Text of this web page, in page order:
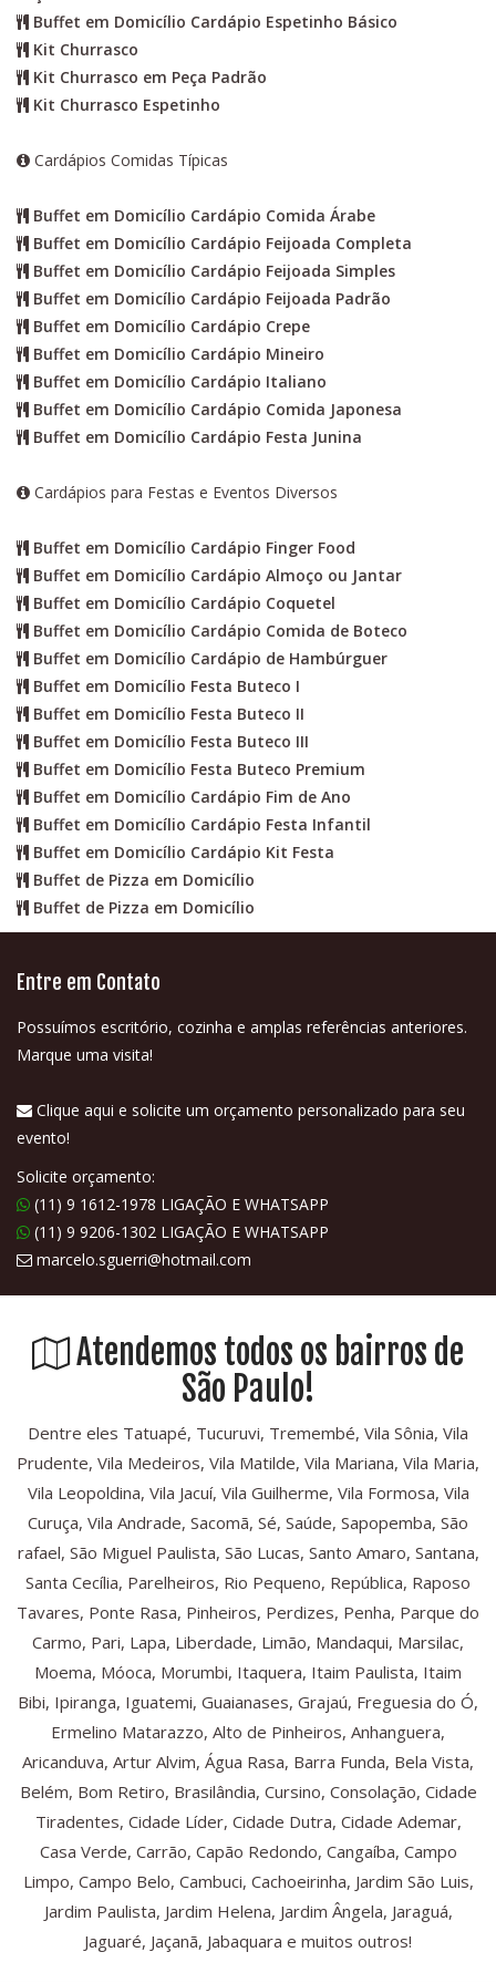
Buffet em Domicílio Cardápio Espetinho Básico
Kit Churrasco
Kit Churrasco em Peça Padrão
Kit Churrasco Espetinho
Cardápios Comidas Típicas
Buffet em Domicílio Cardápio Comida Árabe
Buffet em Domicílio Cardápio Feijoada Completa
Buffet em Domicílio Cardápio Feijoada Simples
Buffet em Domicílio Cardápio Feijoada Padrão
Buffet em Domicílio Cardápio Crepe
Buffet em Domicílio Cardápio Mineiro
Buffet em Domicílio Cardápio Italiano
Buffet em Domicílio Cardápio Comida Japonesa
Buffet em Domicílio Cardápio Festa Junina
Cardápios para Festas e Eventos Diversos
Buffet em Domicílio Cardápio Finger Food
Buffet em Domicílio Cardápio Almoço ou Jantar
Buffet em Domicílio Cardápio Coquetel
Buffet em Domicílio Cardápio Comida de Boteco
Buffet em Domicílio Cardápio de Hambúrguer
Buffet em Domicílio Festa Buteco I
Buffet em Domicílio Festa Buteco II
Buffet em Domicílio Festa Buteco III
Buffet em Domicílio Festa Buteco Premium
Buffet em Domicílio Cardápio Fim de Ano
Buffet em Domicílio Cardápio Festa Infantil
Buffet em Domicílio Cardápio Kit Festa
Buffet de Pizza em Domicílio
Buffet de Pizza em Domicílio
Entre em Contato
Possuímos escritório, cozinha e amplas referências anteriores.
Marque uma visita!
Clique aqui e solicite um orçamento personalizado para seu
evento!
Solicite orçamento:
(11) 9 1612-1978 LIGAÇÃO E WHATSAPP
(11) 9 9206-1302 LIGAÇÃO E WHATSAPP
marcelo.sguerri@hotmail.com
Atendemos todos os bairros de
São Paulo!
Dentre eles Tatuapé, Tucuruvi, Tremembé, Vila Sônia, Vila
Prudente, Vila Medeiros, Vila Matilde, Vila Mariana, Vila Maria,
Vila Leopoldina, Vila Jacuí, Vila Guilherme, Vila Formosa, Vila
Curuça, Vila Andrade, Sacomã, Sé, Saúde, Sapopemba, São
rafael, São Miguel Paulista, São Lucas, Santo Amaro, Santana,
Santa Cecília, Parelheiros, Rio Pequeno, República, Raposo
Tavares, Ponte Rasa, Pinheiros, Perdizes, Penha, Parque do
Carmo, Pari, Lapa, Liberdade, Limão, Mandaqui, Marsilac,
Moema, Móoca, Morumbi, Itaquera, Itaim Paulista, Itaim
Bibi, Ipiranga, Iguatemi, Guaianases, Grajaú, Freguesia do Ó,
Ermelino Matarazzo, Alto de Pinheiros, Anhanguera,
Aricanduva, Artur Alvim, Água Rasa, Barra Funda, Bela Vista,
Belém, Bom Retiro, Brasilândia, Cursino, Consolação, Cidade
Tiradentes, Cidade Líder, Cidade Dutra, Cidade Ademar,
Casa Verde, Carrão, Capão Redondo, Cangaíba, Campo
Limpo, Campo Belo, Cambuci, Cachoeirinha, Jardim São Luis,
Jardim Paulista, Jardim Helena, Jardim Ângela, Jaraguá,
Jaguaré, Jaçanã, Jabaquara e muitos outros!